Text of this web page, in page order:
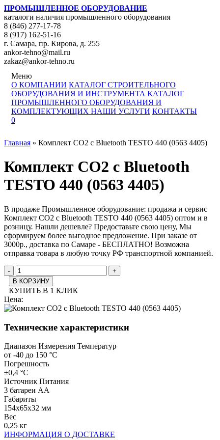
ПРОМЫШЛЕННОЕ ОБОРУДОВАНИЕ
каталоги наличия промышленного оборудования
8 (846) 277-17-78
8 (917) 162-51-16
г. Самара, пр. Кирова, д. 255
ankor-tehno@mail.ru
zakaz@ankor-tehno.ru
Меню
О КОМПАНИИ КАТАЛОГ СТРОИТЕЛЬНОГО
ОБОРУДОВАНИЯ И ИНСТРУМЕНТА КАТАЛОГ
ПРОМЫШЛЕННОГО ОБОРУДОВАНИЯ И
КОМПЛЕКТУЮЩИХ НАШИ УСЛУГИ КОНТАКТЫ
0
Главная » Комплект CO2 c Bluetooth TESTO 440 (0563 4405)
Комплект CO2 c Bluetooth
TESTO 440 (0563 4405)
В продаже Промышленное оборудование: продажа и сервис
Комплект CO2 c Bluetooth TESTO 440 (0563 4405) оптом и в
розницу. Нашли дешевле? Предоставьте свою цену, Мы
сформируем более выгодное предложение. При заказе от
3000р., доставка по Самаре - БЕСПЛАТНО! Возможна
отправка товара в любую точку РФ транспортной компанией.
-
+
В КОРЗИНУ
КУПИТЬ В 1 КЛИК
Цена:
Технические характеристики
Диапазон Измерения Температур
от -40 до 150 °С
Погрешность
±0,4 °С
Источник Питания
3 батареи АА
Габариты
154х65х32 мм
Вес
0,25 кг
ИНФОРМАЦИЯ О ДОСТАВКЕ